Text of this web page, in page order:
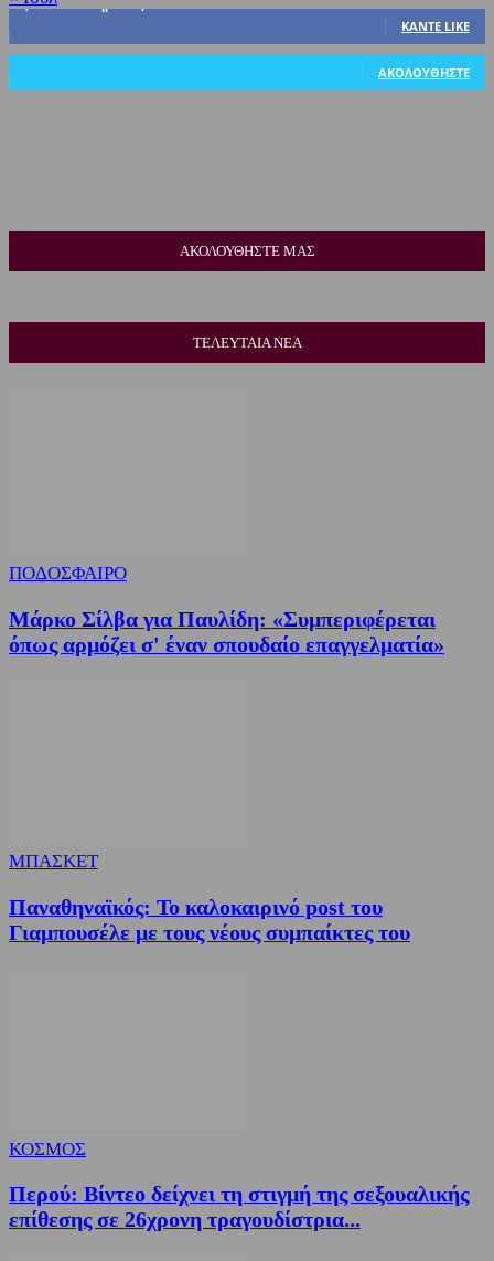
3,822
ΚΆΝΤΕ LIKE
ΑΚΟΛΟΥΘΉΣΤΕ
ΑΚΟΛΟΥΘΗΣΤΕ ΜΑΣ
ΤΕΛΕΥΤΑΙΑ ΝΕΑ
ΠΟΔΟΣΦΑΙΡΟ
Μάρκο Σίλβα για Παυλίδη: «Συμπεριφέρεται
όπως αρμόζει σ' έναν σπουδαίο επαγγελματία»
ΜΠΑΣΚΕΤ
Παναθηναϊκός: Το καλοκαιρινό post του
Γιαμπουσέλε με τους νέους συμπαίκτες του
ΚΟΣΜΟΣ
Περού: Βίντεο δείχνει τη στιγμή της σεξουαλικής
επίθεσης σε 26χρονη τραγουδίστρια...